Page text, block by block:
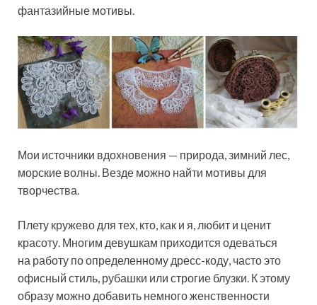
фантазийные мотивы.
Мои источники вдохновения — природа, зимний лес,
морские волны. Везде можно найти мотивы для
творчества.
Плету кружево для тех, кто, как и я, любит и ценит
красоту. Многим девушкам приходится одеваться
на работу по определенному дресс-коду, часто это
офисный стиль, рубашки или строгие блузки. К этому
образу можно добавить немного женственности